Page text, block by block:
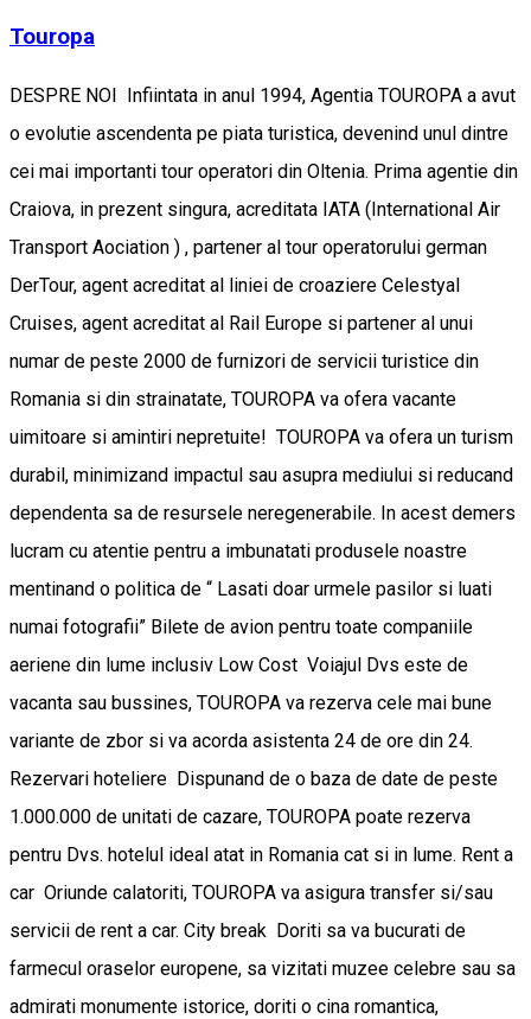
Touropa
DESPRE NOI Infiintata in anul 1994, Agentia TOUROPA a avut
o evolutie ascendenta pe piata turistica, devenind unul dintre
cei mai importanti tour operatori din Oltenia. Prima agentie din
Craiova, in prezent singura, acreditata IATA (International Air
Transport Aociation ) , partener al tour operatorului german
DerTour, agent acreditat al liniei de croaziere Celestyal
Cruises, agent acreditat al Rail Europe si partener al unui
numar de peste 2000 de furnizori de servicii turistice din
Romania si din strainatate, TOUROPA va ofera vacante
uimitoare si amintiri nepretuite! TOUROPA va ofera un turism
durabil, minimizand impactul sau asupra mediului si reducand
dependenta sa de resursele neregenerabile. In acest demers
lucram cu atentie pentru a imbunatati produsele noastre
mentinand o politica de “ Lasati doar urmele pasilor si luati
numai fotografii” Bilete de avion pentru toate companiile
aeriene din lume inclusiv Low Cost Voiajul Dvs este de
vacanta sau bussines, TOUROPA va rezerva cele mai bune
variante de zbor si va acorda asistenta 24 de ore din 24.
Rezervari hoteliere Dispunand de o baza de date de peste
1.000.000 de unitati de cazare, TOUROPA poate rezerva
pentru Dvs. hotelul ideal atat in Romania cat si in lume. Rent a
car Oriunde calatoriti, TOUROPA va asigura transfer si/sau
servicii de rent a car. City break Doriti sa va bucurati de
farmecul oraselor europene, sa vizitati muzee celebre sau sa
admirati monumente istorice, doriti o cina romantica,